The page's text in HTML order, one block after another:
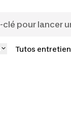
Tutos entretien